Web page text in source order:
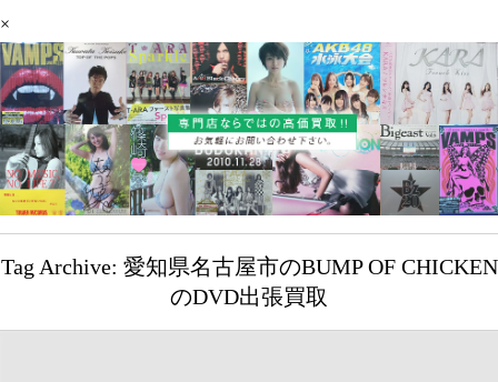
×
Tag Archive: 愛知県名古屋市のBUMP OF CHICKEN
のDVD出張買取